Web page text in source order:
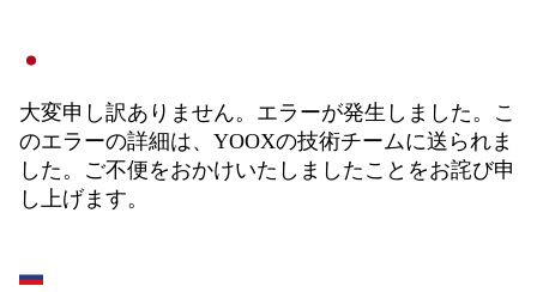
大変申し訳ありません。エラーが発生しました。こ
のエラーの詳細は、YOOXの技術チームに送られま
した。ご不便をおかけいたしましたことをお詫び申
し上げます。